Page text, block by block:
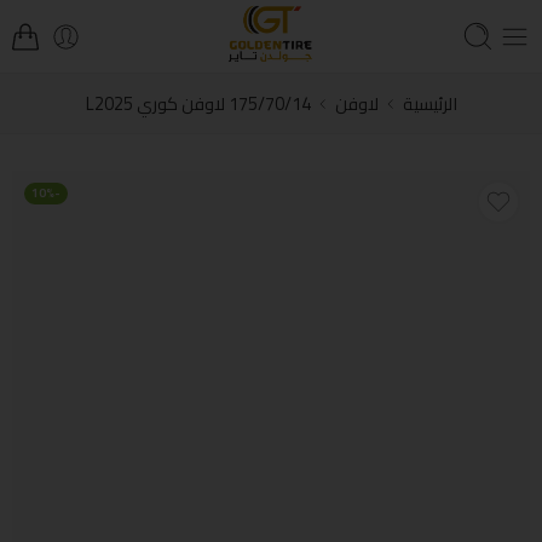
الرئيسية لاوفن 175/70/14 لاوفن كوري L2025
-10%